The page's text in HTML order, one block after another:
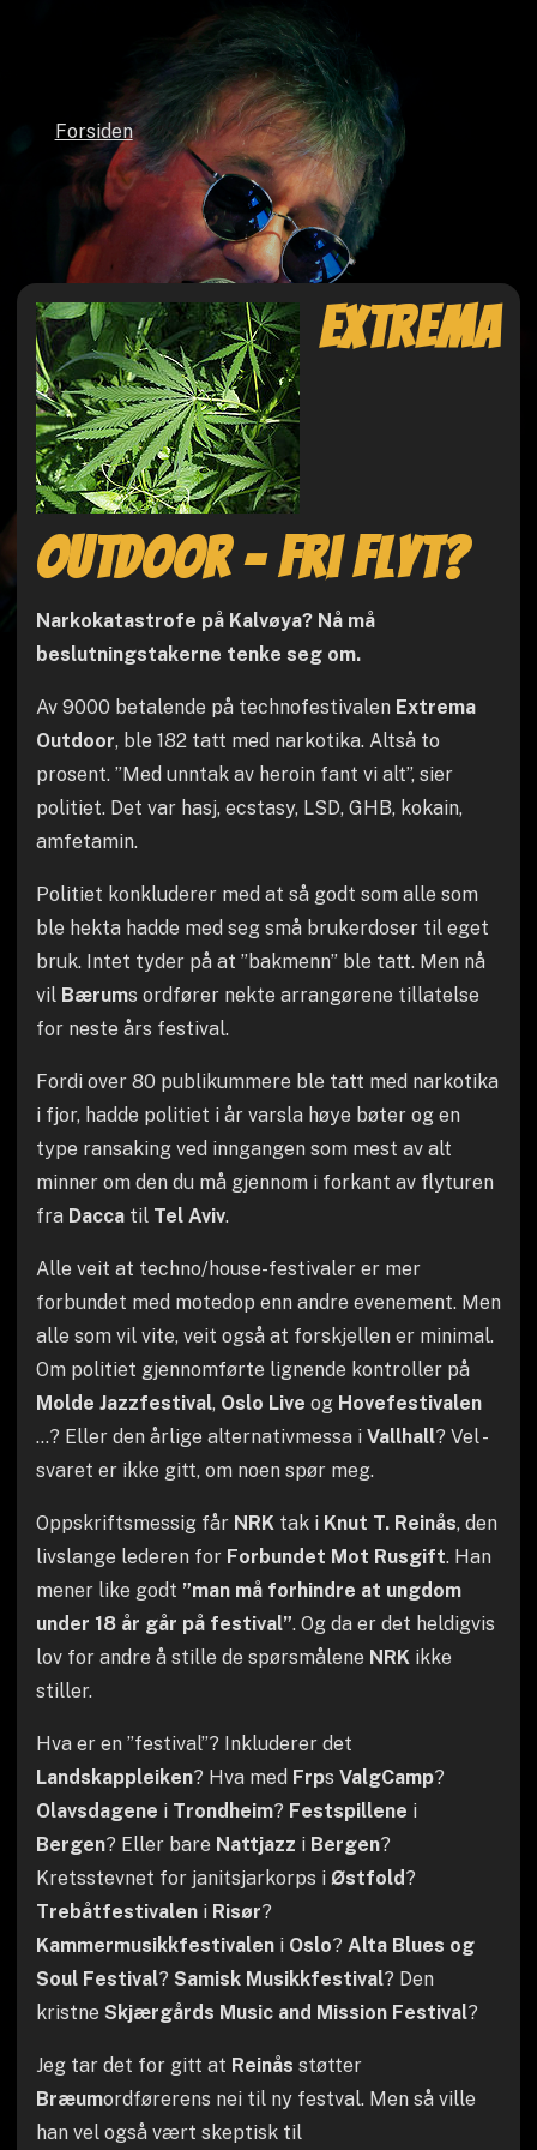
Forsiden
Extrema
Outdoor - fri flyt?
Narkokatastrofe på Kalvøya? Nå må
beslutningstakerne tenke seg om.
Av 9000 betalende på technofestivalen Extrema
Outdoor, ble 182 tatt med narkotika. Altså to
prosent. ”Med unntak av heroin fant vi alt”, sier
politiet. Det var hasj, ecstasy, LSD, GHB, kokain,
amfetamin.
Politiet konkluderer med at så godt som alle som
ble hekta hadde med seg små brukerdoser til eget
bruk. Intet tyder på at ”bakmenn” ble tatt. Men nå
vil Bærums ordfører nekte arrangørene tillatelse
for neste års festival.
Fordi over 80 publikummere ble tatt med narkotika
i fjor, hadde politiet i år varsla høye bøter og en
type ransaking ved inngangen som mest av alt
minner om den du må gjennom i forkant av flyturen
fra Daccatil Tel Aviv.
Alle veit at techno/house-festivaler er mer
forbundet med motedop enn andre evenement. Men
alle som vil vite, veit også at forskjellen er minimal.
Om politiet gjennomførte lignende kontroller på
Molde Jazzfestival, Oslo Live og Hovefestivalen
…? Eller den årlige alternativmessa i Vallhall? Vel -
svaret er ikke gitt, om noen spør meg.
Oppskriftsmessig får NRKtak i Knut T. Reinås, den
livslange lederen for Forbundet Mot Rusgift. Han
mener like godt ”man må forhindre at ungdom
under 18 år går på festival”. Og da er det heldigvis
lov for andre å stille de spørsmålene NRKikke
stiller.
Hva er en ”festival”? Inkluderer det
Landskappleiken? Hva med Frps ValgCamp?
Olavsdagene i Trondheim? Festspillene i
Bergen? Eller bare Nattjazz i Bergen?
Kretsstevnet for janitsjarkorps i Østfold?
Trebåtfestivaleni Risør?
Kammermusikkfestivaleni Oslo? Alta Blues og
Soul Festival? Samisk Musikkfestival? Den
kristne Skjærgårds Music and Mission Festival?
Jeg tar det for gitt at Reinås støtter
Bræumordførerens nei til ny festval. Men så ville
han vel også vært skeptisk til